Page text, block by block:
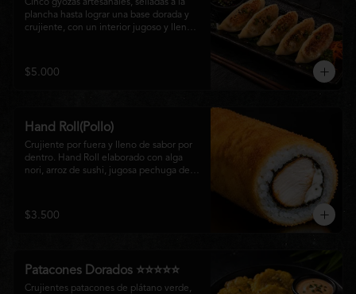
Cinco gyozas artesanales, selladas a la
plancha hasta lograr una base dorada y
crujiente, con un interior jugoso y lleno
perfecto entre tradición japonesa y la
esencia de la cocina nikkei, ideales para
$5.000
Hand Roll(Pollo)
Crujiente por fuera y lleno de sabor por
dentro. Hand Roll elaborado con alga
nori, arroz de sushi, jugosa pechuga de
combinación perfecta de textura y
cremosidad que convierte este clásico en
$3.500
Patacones Dorados ⭐⭐⭐⭐⭐
Crujientes patacones de plátano verde,